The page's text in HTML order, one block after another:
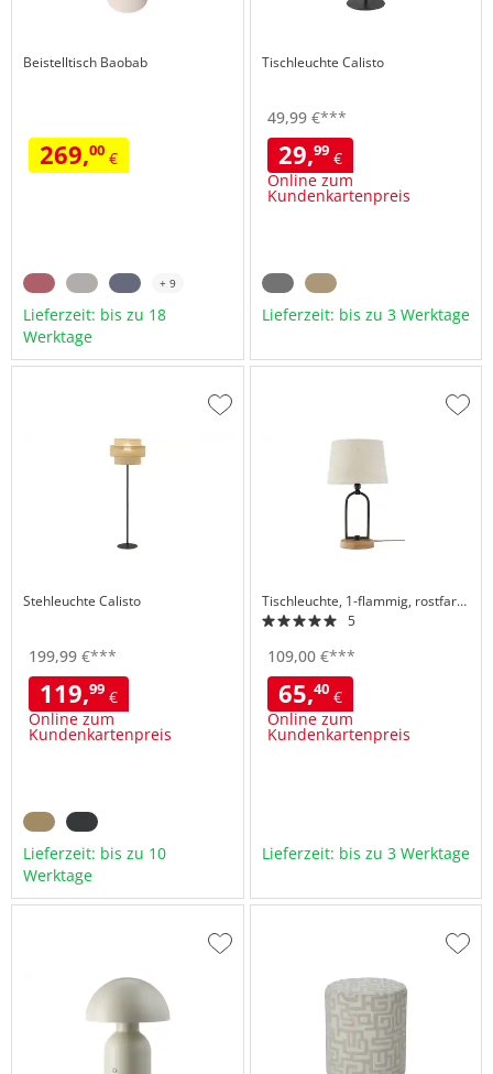
Beistelltisch Baobab
269,00 €
+ 9
Lieferzeit: bis zu 18
Werktage
Tischleuchte Calisto
49,99€***
29,99€
Online zum
Kundenkartenpreis
Lieferzeit: bis zu 3 Werktage
Stehleuchte Calisto
199,99 €***
119,99 €
Online zum
Kundenkartenpreis
Zur
Lieferzeit: bis zu 10
Werktage
Tischleuchte, 1-flammig, rostfarben
5
109,00€***
65,40€
Online zum
Kundenkartenpreis
Zur
Lieferzeit: bis zu 3 Werktage
Zur
Zur